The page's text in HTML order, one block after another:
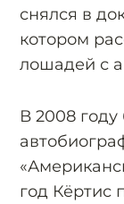
снялся в
котором
лошадей с
В 2008
год Кёртис